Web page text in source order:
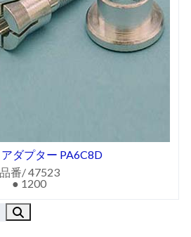
ダプター PA6C8D
品番/ 47523
● 1200